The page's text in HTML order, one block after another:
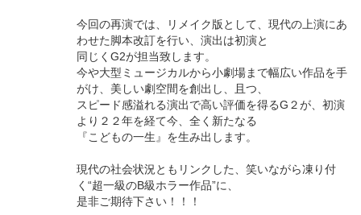
今回の再演では、リメイク版として、現代の上演にあ
わせた脚本改訂を行い、演出は初演と
同じくG2が担当致します。
今や大型ミュージカルから小劇場まで幅広い作品を手
がけ、美しい劇空間を創出し、且つ、
スピード感溢れる演出で高い評価を得るG２が、初演
より２２年を経て今、全く新たなる
『こどもの一生』を生み出します。
現代の社会状況ともリンクした、笑いながら凍り付
く“超一級のB級ホラー作品”に、
是非ご期待下さい！！！